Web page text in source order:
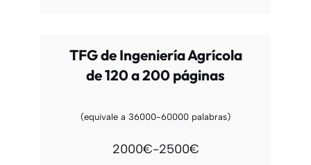
TFG de Ingeniería Agrícola
de 120 a 200 páginas
(equivale a 36000-60000 palabras)
2000€-2500€